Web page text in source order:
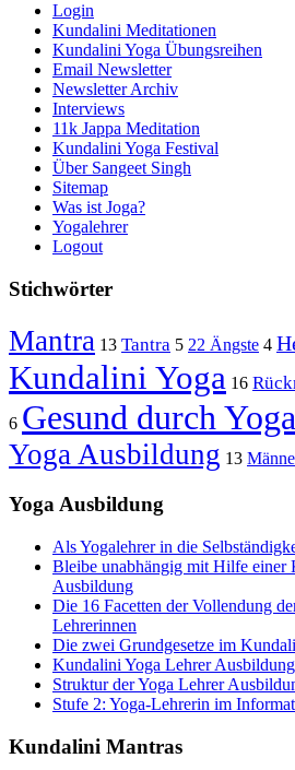
Login
Kundalini Meditationen
Kundalini Yoga Übungsreihen
Email Newsletter
Newsletter Archiv
Interviews
11k Jappa Meditation
Kundalini Yoga Festival
Über Sangeet Singh
Sitemap
Was ist Joga?
Yogalehrer
Logout
Stichwörter
Mantra 13 Tantra 5 22 Ängste 4
Kundalini Yoga 16
6 Gesund durch Yoga
Yoga Ausbildung 13
Yoga Ausbildung
Als Yogalehrer in die
Bleibe unabhängig mit Hilfe einer
Ausbildung
Die 16 Facetten der Vollendung
Lehrerinnen
Die zwei Grundgesetze im
Kundalini Yoga Lehrer
Struktur der Yoga Lehrer
Stufe 2: Yoga-Lehrerin im
Kundalini Mantras